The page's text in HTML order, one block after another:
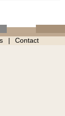
Contact